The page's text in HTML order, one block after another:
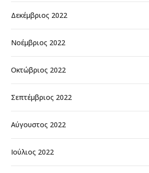
Δεκέμβριος 2022
Νοέμβριος 2022
Οκτώβριος 2022
Σεπτέμβριος 2022
Αύγουστος 2022
Ιούλιος 2022